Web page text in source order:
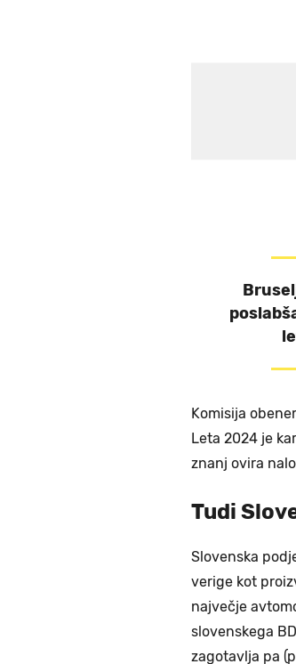
Komisija
Leta 2024 je
znanj ovira
Tudi
Slovenska
verige kot
največje
slovenskega
zagotavlja pa